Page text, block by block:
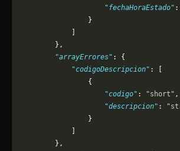
                    "fechaHoraEstado"
:
                }
        },
        "arrayErrores"
: {
            "codigoDescripcion"
: [
                {
                    "codigo"
: "short" ,
                    "descripcion"
:
                }
        },